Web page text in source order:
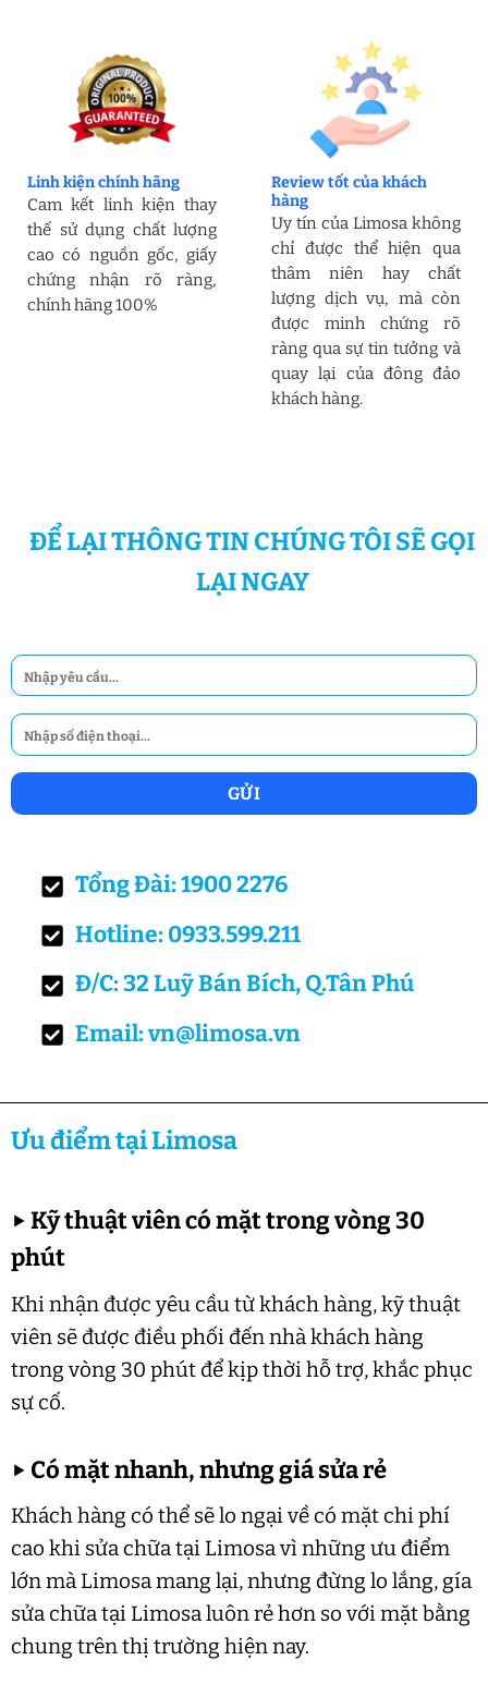
Linh kiện chính hãng
Cam kết linh kiện thay
thế sử dụng chất lượng
cao có nguồn gốc, giấy
chứng nhận rõ ràng,
chính hãng 100%
Review tốt của khách
hàng
Uy tín của Limosa không
chỉ được thể hiện qua
thâm niên hay chất
lượng dịch vụ, mà còn
được minh chứng rõ
ràng qua sự tin tưởng và
quay lại của đông đảo
khách hàng.
ĐỂ LẠI THÔNG TIN CHÚNG TÔI SẼ GỌI
LẠI NGAY
Tổng Đài: 1900 2276
Hotline: 0933.599.211
Đ/C: 32 Luỹ Bán Bích, Q.Tân Phú
Email: vn@limosa.vn
Ưu điểm tại Limosa
▶Kỹ thuật viên có mặt trong vòng 30
phút
Khi nhận được yêu cầu từ khách hàng, kỹ thuật
viên sẽ được điều phối đến nhà khách hàng
trong vòng 30 phút để kịp thời hỗ trợ, khắc phục
sự cố.
▶ Có mặt nhanh, nhưng giá sửa rẻ
Khách hàng có thể sẽ lo ngại về có mặt chi phí
cao khi sửa chữa tại Limosa vì những ưu điểm
lớn mà Limosa mang lại, nhưng đừng lo lắng, gía
sửa chữa tại Limosa luôn rẻ hơn so với mặt bằng
chung trên thị trường hiện nay.